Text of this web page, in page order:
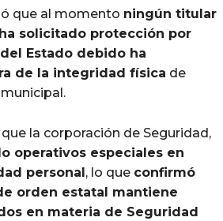
que al momento ningún titular
solicitado protección por
Estado debido ha
de la integridad física de
la corporación de Seguridad,
operativos especiales en
personal , lo que confirmó
orden estatal mantiene
en materia de Seguridad